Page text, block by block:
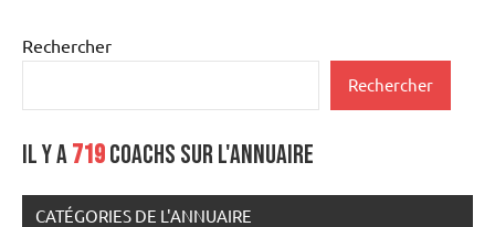
Rechercher
Rechercher
Il y a719coachs sur l'annuaire
CATÉGORIES DE L'ANNUAIRE